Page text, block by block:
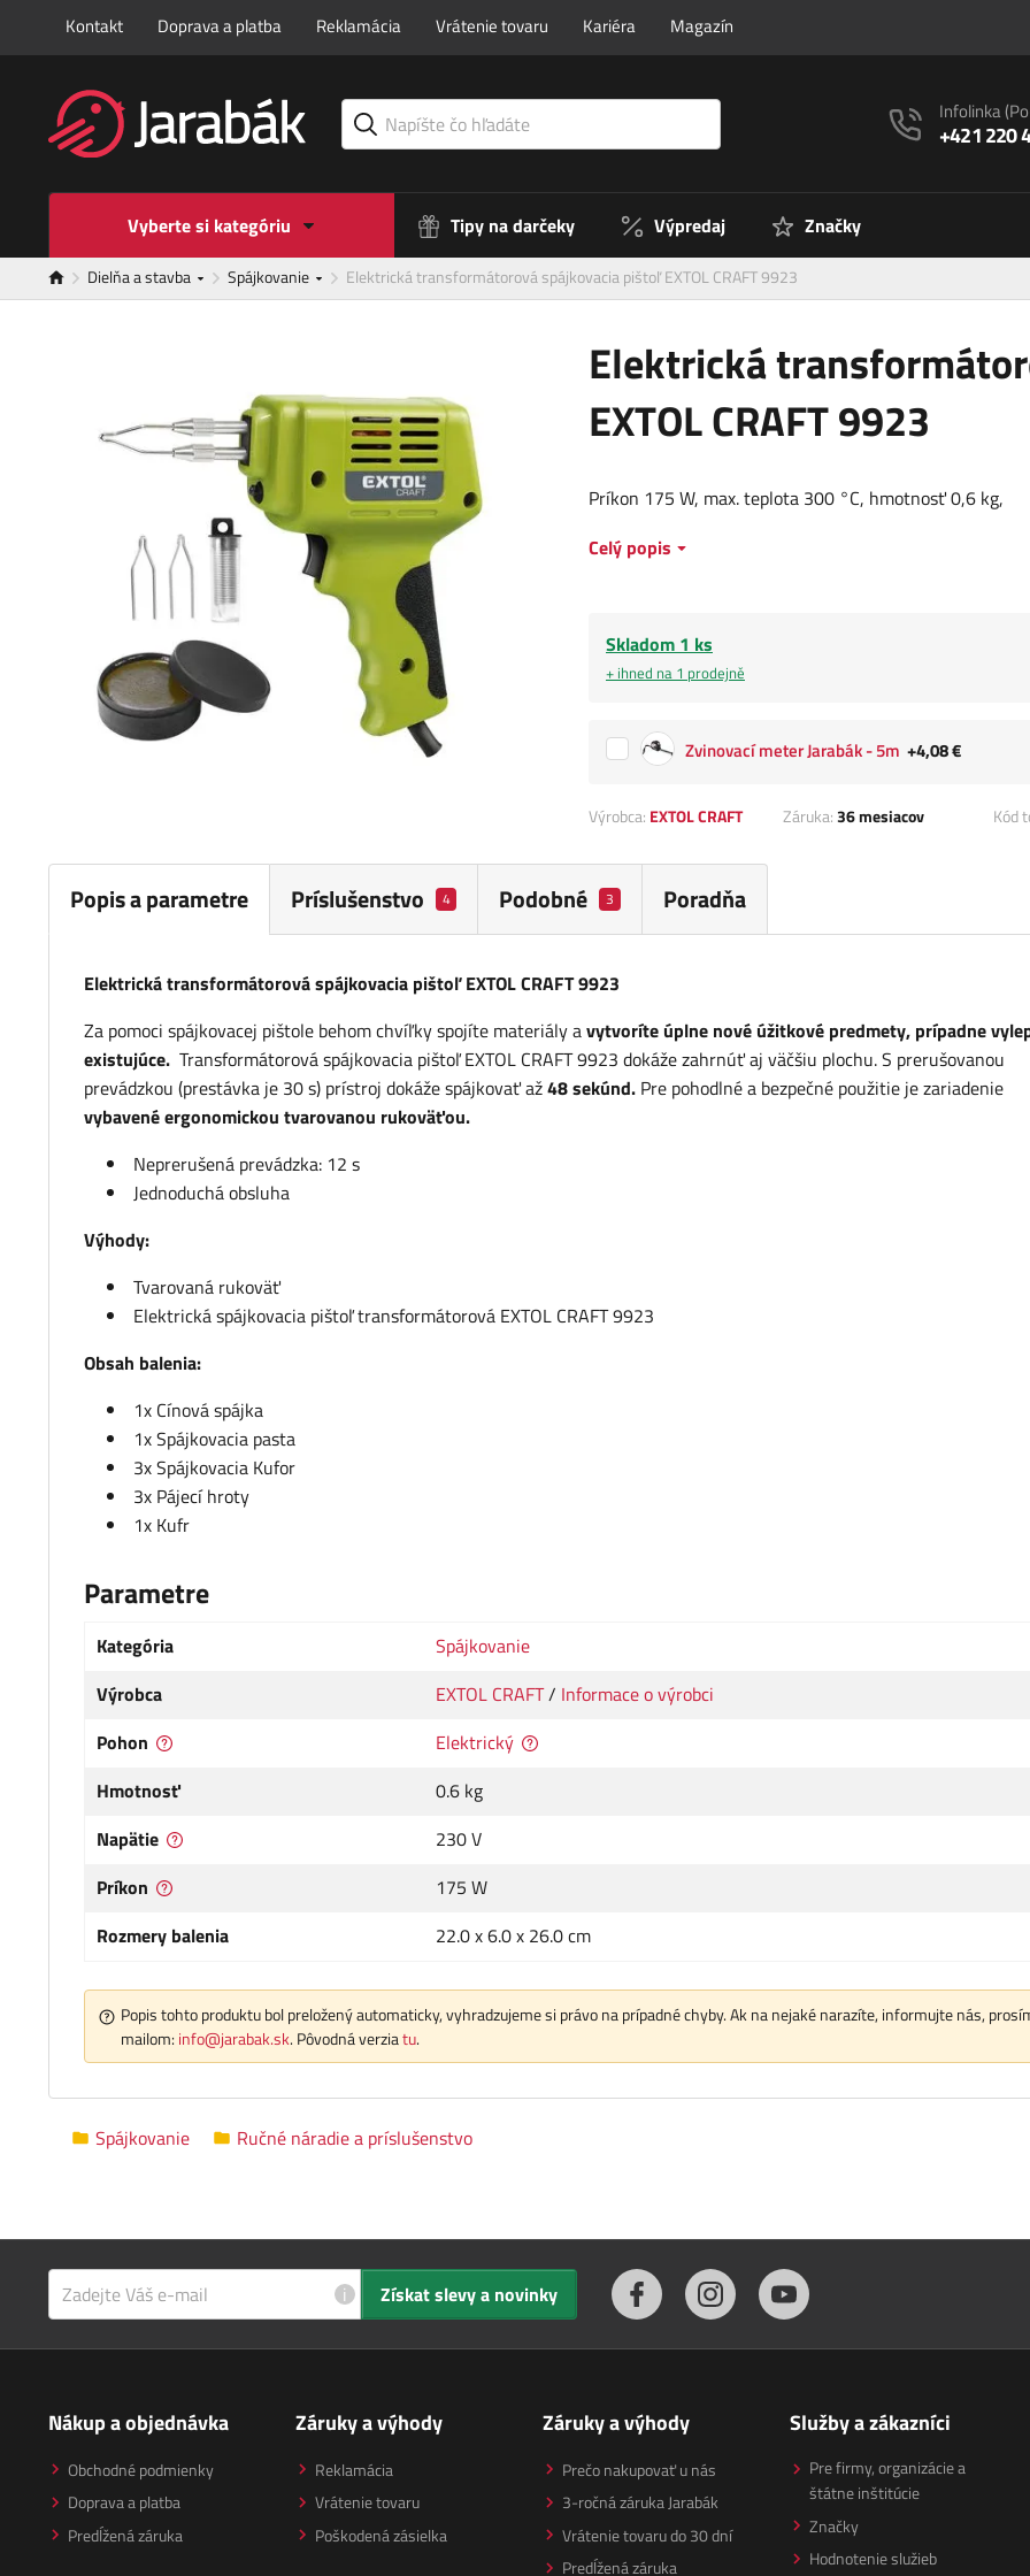
Kontakt Doprava a platba Reklamácia Vrátenie tovaru Kariéra Magazín
Infolinka
+421 220
Vyberte si kategóriu Tipy na darčeky Výpredaj Značky
Dielňa a stavba Spájkovanie Elektrická transformátorová spájkovacia pištoľ EXTOL CRAFT 9923
Elektrická
EXTOL CRAFT 9923
Príkon 175 W, max. teplota 300 °C, hmotnosť 0,6 kg,
Celý popis
Skladom 1 ks
+ ihned na 1 prodejně
Zvinovací meter Jarabák - 5m +4,08 €
Výrobca: EXTOL CRAFT Záruka:36 mesiacov Kód
Popis a parametre Príslušenstvo 4 Podobné 3 Poradňa
Elektrická transformátorová spájkovacia pištoľ EXTOL CRAFT 9923
Za pomoci spájkovacej pištole behom chvíľky spojíte materiály avytvoríte úplne nové úžitkové predmety, prípadne
existujúce. Transformátorová spájkovacia pištoľ EXTOL CRAFT 9923 dokáže zahrnúť aj väčšiu plochu. S prerušovanou
prevádzkou (prestávka je 30 s) prístroj dokáže spájkovať až48 sekúnd. Pre pohodlné a bezpečné použitie je zariadenie
vybavené ergonomickou tvarovanou rukoväťou.
Neprerušená prevádzka: 12 s
Jednoduchá obsluha
Výhody:
Tvarovaná rukoväť
Elektrická spájkovacia pištoľ transformátorová EXTOL CRAFT 9923
Obsah balenia:
1x Cínová spájka
1x Spájkovacia pasta
3x Spájkovacia Kufor
3x Pájecí hroty
1x Kufr
Parametre
Kategória
Spájkovanie
Výrobca
EXTOL CRAFT/ Informace o výrobci
Pohon
Elektrický
Hmotnosť
0.6 kg
Napätie
230 V
Príkon
175 W
Rozmery balenia
22.0 x 6.0 x 26.0 cm
Popis tohto produktu bol preložený automaticky, vyhradzujeme si právo na prípadné chyby. Ak na nejaké narazíte, informujte nás,
mailom: info@jarabak.sk. Pôvodná verziatu.
Spájkovanie Ručné náradie a príslušenstvo
i Získat slevy a novinky
Nákup a objednávka
Obchodné podmienky
Doprava a platba
Predĺžená záruka
Záruky a výhody
Reklamácia
Vrátenie tovaru
Poškodená zásielka
Záruky a výhody
Prečo nakupovať u nás
3-ročná záruka Jarabák
Vrátenie tovaru do 30 dní
Predĺžená záruka
Služby a zákazníci
Pre firmy, organizácie a
štátne inštitúcie
Značky
Hodnotenie služieb